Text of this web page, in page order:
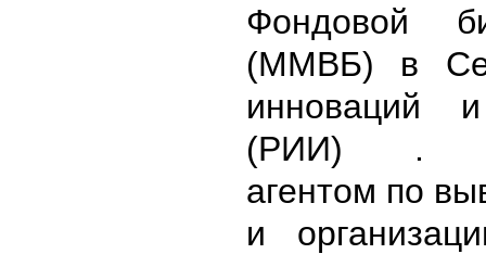
Фондовой
(ММВБ) в
инноваций
(РИИ) .
агентом по
и